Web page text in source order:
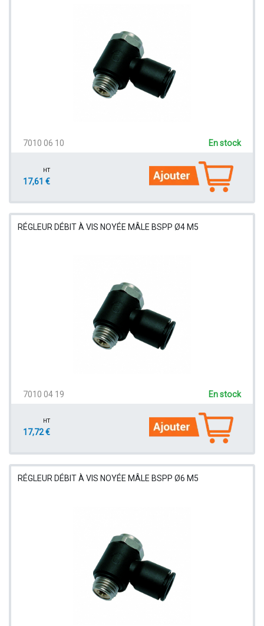
7010 06 10 En stock
HT
17,61 €
RÉGLEUR DÉBIT À VIS NOYÉE MÂLE BSPP Ø4 M5
7010 04 19 En stock
HT
17,72 €
RÉGLEUR DÉBIT À VIS NOYÉE MÂLE BSPP Ø6 M5